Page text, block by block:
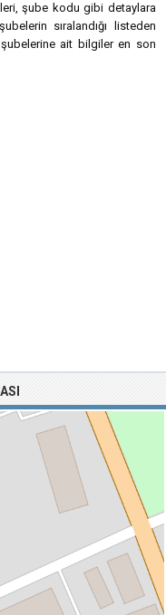
şube kodu gibi detaylara
sıralandığı listeden
ait bilgiler en son